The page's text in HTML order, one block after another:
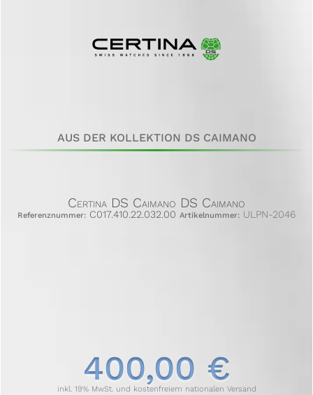
AUS DER KOLLEKTION DS CAIMANO
Certina DS Caimano DS Caimano
Referenznummer: C017.410.22.032.00 Artikelnummer: ULPN-2046
400,00 €
inkl. 19% MwSt. und kostenfreiem nationalen Versand